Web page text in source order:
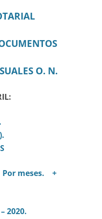
O. N.
Por meses.
+
2020.